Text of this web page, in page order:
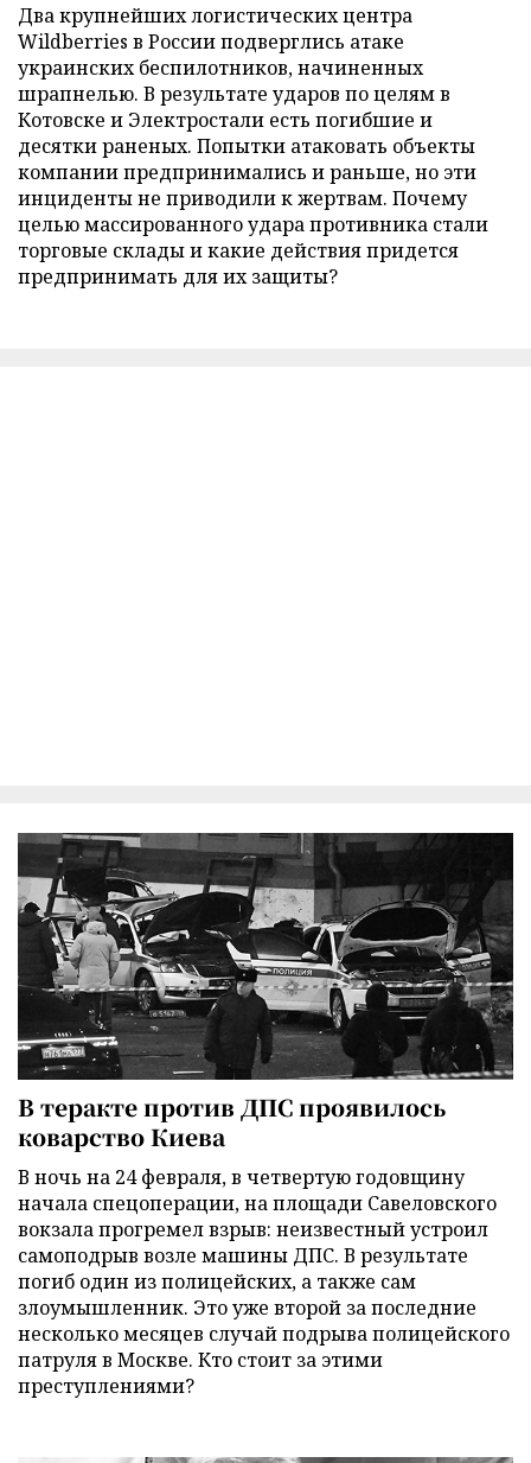
Два крупнейших логистических центра
Wildberries в России подверглись атаке
украинских беспилотников, начиненных
шрапнелью. В результате ударов по целям в
Котовске и Электростали есть погибшие и
десятки раненых. Попытки атаковать объекты
компании предпринимались и раньше, но эти
инциденты не приводили к жертвам. Почему
целью массированного удара противника стали
торговые склады и какие действия придется
предпринимать для их защиты?
В теракте против ДПС проявилось
коварство Киева
В ночь на 24 февраля, в четвертую годовщину
начала спецоперации, на площади Савеловского
вокзала прогремел взрыв: неизвестный устроил
самоподрыв возле машины ДПС. В результате
погиб один из полицейских, а также сам
злоумышленник. Это уже второй за последние
несколько месяцев случай подрыва полицейского
патруля в Москве. Кто стоит за этими
преступлениями?